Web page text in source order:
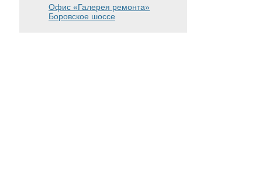
Офис «Галерея ремонта»
Боровское шоссе